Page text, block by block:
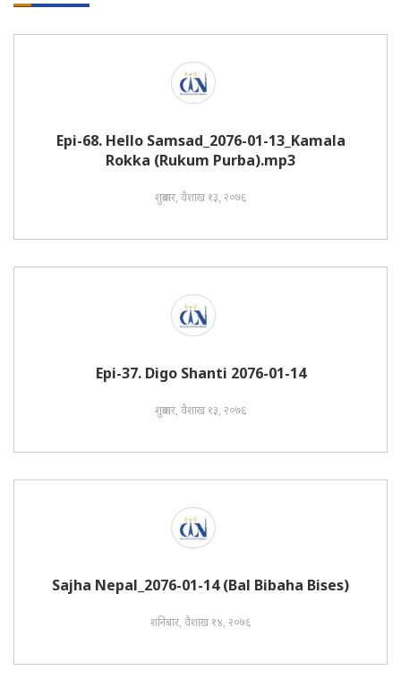
Epi-68. Hello Samsad_2076-01-13_Kamala
Rokka (Rukum Purba).mp3
शुक्रबार, वैशाख १३, २०७६
Epi-37. Digo Shanti 2076-01-14
शुक्रबार, वैशाख १३, २०७६
Sajha Nepal_2076-01-14 (Bal Bibaha Bises)
शनिबार, वैशाख १४, २०७६